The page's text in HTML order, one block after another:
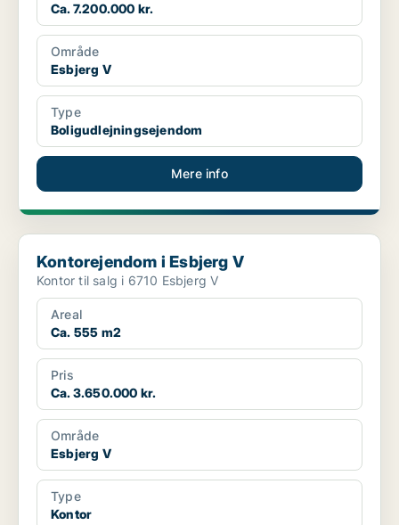
Ca. 7.200.000 kr.
Område
Esbjerg V
Type
Boligudlejningsejendom
Mere info
Kontorejendom i Esbjerg V
Kontorejendom i Esbjerg V
Kontor til salg i 6710 Esbjerg V
Areal
Ca. 555 m2
Pris
Ca. 3.650.000 kr.
Område
Esbjerg V
Type
Kontor